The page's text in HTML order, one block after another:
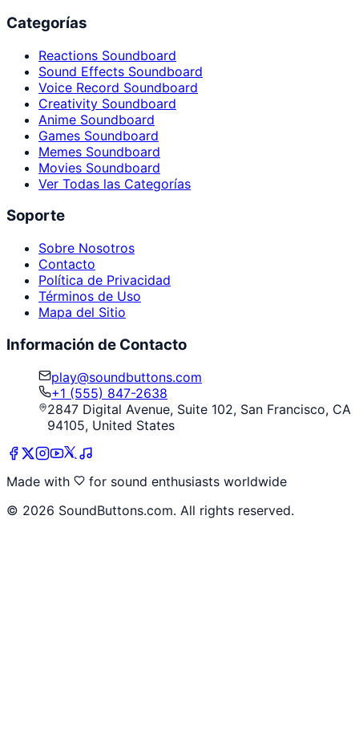
Categorías
Reactions Soundboard
Sound Effects Soundboard
Voice Record Soundboard
Creativity Soundboard
Anime Soundboard
Games Soundboard
Memes Soundboard
Movies Soundboard
Ver Todas las Categorías
Soporte
Sobre Nosotros
Contacto
Política de Privacidad
Términos de Uso
Mapa del Sitio
Información de Contacto
play@soundbuttons.com
+1 (555) 847-2638
2847 Digital Avenue, Suite 102, San Francisco, CA
94105, United States
Made with
for sound enthusiasts worldwide
© 2026 SoundButtons.com. All rights reserved.